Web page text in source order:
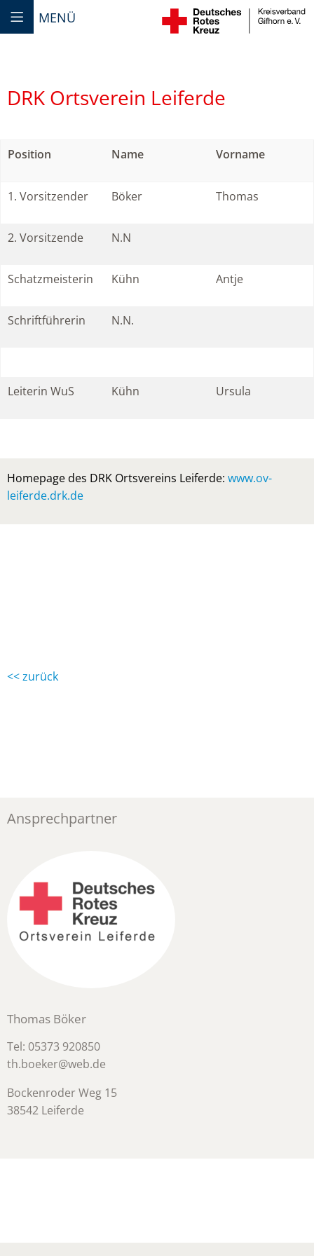
MENÜ
DRK Ortsverein Leiferde
Position Name Vorname
1. Vorsitzender Böker Thomas
2. Vorsitzende N.N
Schatzmeisterin Kühn Antje
Schriftführerin N.N.
Leiterin WuS Kühn Ursula
Homepage des DRK Ortsvereins Leiferde: www.ov-
leiferde.drk.de
<< zurück
Ansprechpartner
Thomas Böker
Tel: 05373 920850
th.boeker@web.de
Bockenroder Weg 15
38542 Leiferde